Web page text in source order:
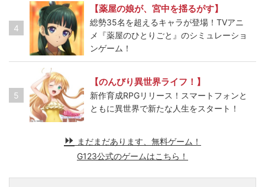
4
【薬屋の娘が、宮中を揺るがす】
総勢35名を超えるキャラが登場！TVアニ
メ『薬屋のひとりごと』のシミュレーショ
ンゲーム！
5
【のんびり異世界ライフ！】
新作育成RPGリリース！スマートフォンと
ともに異世界で新たな人生をスタート！
まだまだあります、無料ゲーム！
G123公式のゲームはこちら！